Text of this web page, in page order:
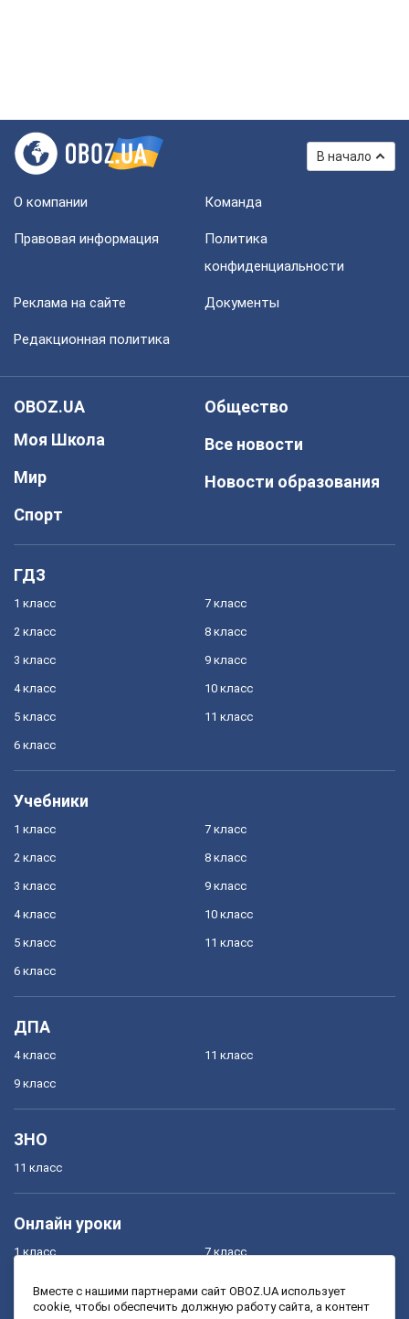
В начало
О компании Команда
Правовая информация
Политика
конфиденциальности
Реклама на сайте Документы
Редакционная политика
OBOZ.UA
Моя Школа
Мир
Спорт
Общество
Все новости
Новости образования
ГДЗ
1 класс
2 класс
3 класс
4 класс
5 класс
6 класс
7 класс
8 класс
9 класс
10 класс
11 класс
Учебники
1 класс
2 класс
3 класс
4 класс
5 класс
6 класс
7 класс
8 класс
9 класс
10 класс
11 класс
ДПА
4 класс
9 класс
11 класс
ЗНО
11 класс
Онлайн уроки
1 класс
3 класс
7 класс
9 класс
Вместе с нашими партнерами сайт OBOZ.UA использует
cookie, чтобы обеспечить должную работу сайта, а контент